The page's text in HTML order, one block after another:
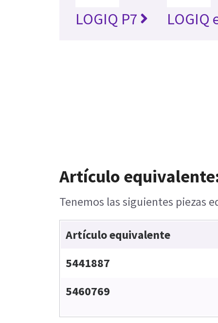
LOGIQ P7 LOGIQ
Artículo
Tenemos las siguientes piezas
Artículo equivalente
5441887
5460769